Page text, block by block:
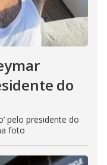
do
pelo presidente do
foto